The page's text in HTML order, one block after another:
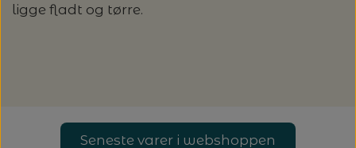
ligge fladt og tørre.
Seneste varer i webshoppen